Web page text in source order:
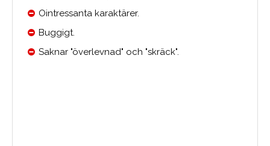
Ointressanta karaktärer.
Buggigt.
Saknar "överlevnad" och "skräck".